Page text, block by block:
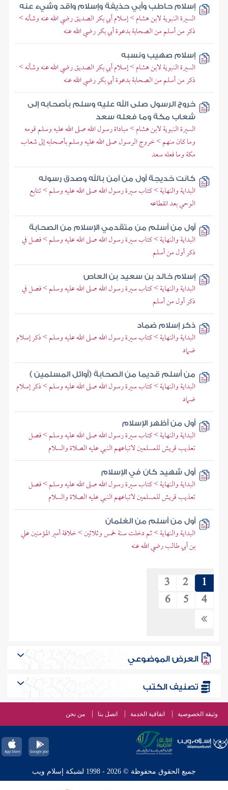
إسلام حاطب وأبي حذيفة وإسلام واقد وشيء عنه
السيرة النبوية لابن هشام > إسلام أبي بكر الصديق رضي الله عنه وشأنه >
ذكر من أسلم من الصحابة بدعوة أبي بكر رضي الله عنه
إسلام صهيب ونسبه
السيرة النبوية لابن هشام > إسلام أبي بكر الصديق رضي الله عنه وشأنه >
ذكر من أسلم من الصحابة بدعوة أبي بكر رضي الله عنه
خروج الرسول صلى الله عليه وسلم بأصحابه إلى
شعاب مكة وما فعله سعد
السيرة النبوية لابن هشام > مباداة رسول الله صلى الله عليه وسلم قومه
وما كان منهم > خروج الرسول صلى الله عليه وسلم بأصحابه إلى شعاب
مكة وما فعله سعد
كانت خديجة أول من آمن بالله وصدق رسوله
البداية والنهاية > كتاب سيرة رسول الله صلى الله عليه وسلم > تتابع
الوحي بعد انقطاعه
أول من أسلم من متقدمي الإسلام من الصحابة
البداية والنهاية > كتاب سيرة رسول الله صلى الله عليه وسلم > فصل في
ذكر أول من أسلم
إسلام خالد بن سعيد بن العاص
البداية والنهاية > كتاب سيرة رسول الله صلى الله عليه وسلم > فصل في
ذكر أول من أسلم
ذكر إسلام ضماد
البداية والنهاية > كتاب سيرة رسول الله صلى الله عليه وسلم > ذكر إسلام
ضماد
من أسلم قديما من الصحابة (أوائل المسلمين )
البداية والنهاية > كتاب سيرة رسول الله صلى الله عليه وسلم > ذكر إسلام
ضماد
أول من أظهر الإسلام
البداية والنهاية > كتاب سيرة رسول الله صلى الله عليه وسلم > فصل
تعذيب قريش للمسلمين لاتباعهم النبي عليه الصلاة والسلام
أول شهيد كان في الإسلام
البداية والنهاية > كتاب سيرة رسول الله صلى الله عليه وسلم > فصل
تعذيب قريش للمسلمين لاتباعهم النبي عليه الصلاة والسلام
أول من أسلم من الغلمان
البداية والنهاية > ثم دخلت سنة خمس وثلاثين > خلافة أمير المؤمنين علي
بن أبي طالب رضي الله عنه
1
2
3
4
5
6
العرض الموضوعي
تصنيف الكتب
وثيقة الخصوصية اتفاقية الخدمة اتصل بنا من نحن
جميع الحقوق محفوظة © 2026 - 1998 لشبكة إسلام ويب